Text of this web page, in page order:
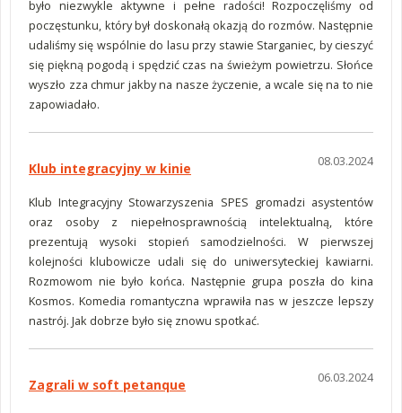
było niezwykle aktywne i pełne radości! Rozpoczęliśmy od
poczęstunku, który był doskonałą okazją do rozmów. Następnie
udaliśmy się wspólnie do lasu przy stawie Starganiec, by cieszyć
się piękną pogodą i spędzić czas na świeżym powietrzu. Słońce
wyszło zza chmur jakby na nasze życzenie, a wcale się na to nie
zapowiadało.
08.03.2024
Klub integracyjny w kinie
Klub Integracyjny Stowarzyszenia SPES gromadzi asystentów
oraz osoby z niepełnosprawnością intelektualną, które
prezentują wysoki stopień samodzielności. W pierwszej
kolejności klubowicze udali się do uniwersyteckiej kawiarni.
Rozmowom nie było końca. Następnie grupa poszła do kina
Kosmos. Komedia romantyczna wprawiła nas w jeszcze lepszy
nastrój. Jak dobrze było się znowu spotkać.
06.03.2024
Zagrali w soft petanque